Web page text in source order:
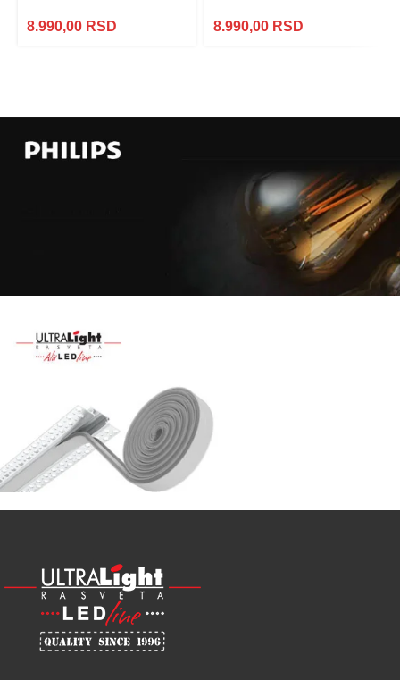
8.990,00 RSD 8.990,00 RSD
Najveći
izbor
SIJALICA
u
regionu
LED
PROFILI
TRIMLESS
DIFUZOROM